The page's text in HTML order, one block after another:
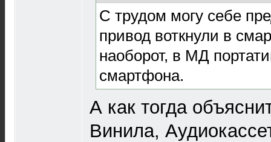
С трудом могу себе
привод воткнули в
наоборот, в МД
смартфона.
А как тогда
Винила,